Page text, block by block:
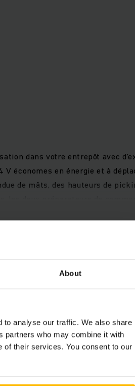
About
to analyse our traffic. We also share
partners who may combine it with
of their services. You consent to our
dans votre entrepôt avec
V économes en énergie et à
de mâts, des hauteurs de
grâce à un concept
plomb-acide : Nos
énergétique convaincante.